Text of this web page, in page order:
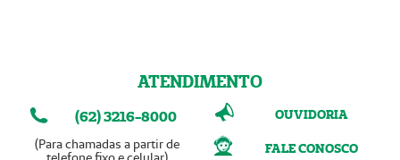
ATENDIMENTO
(62) 3216-8000
(Para chamadas a partir de
OUVIDORIA
FALE CONOSCO